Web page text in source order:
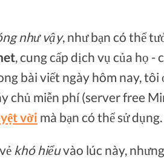
như vậy, như bạn có thể
, cung cấp dịch vụ của họ -
bài viết ngày hôm nay, tôi
chủ miễn phí (server free
vời mà bạn có thể sử dụng.
khó hiểuvào lúc này,